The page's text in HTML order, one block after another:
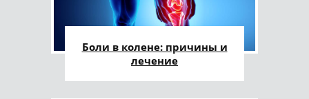
Боли в колене: причины и
лечение